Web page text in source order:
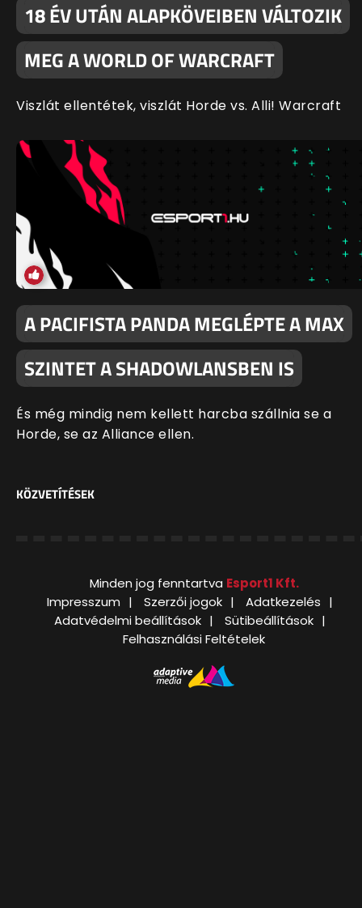
18 ÉV UTÁN ALAPKÖVEIBEN VÁLTOZIK
MEG A WORLD OF WARCRAFT
Viszlát ellentétek, viszlát Horde vs. Alli! Warcraft
A PACIFISTA PANDA MEGLÉPTE A MAX
SZINTET A SHADOWLANSBEN IS
És még mindig nem kellett harcba szállnia se a
Horde, se az Alliance ellen.
KÖZVETÍTÉSEK
Minden jog fenntartva Esport1 Kft.
Impresszum
Szerzői jogok
Adatkezelés
Adatvédelmi beállítások
Sütibeállítások
Felhasználási Feltételek